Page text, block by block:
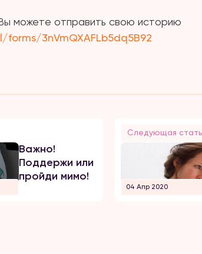
можете отправить свою историю
3nVmQXAFLb5dq5B92
Важно!
Поддержи или
пройди мимо!
Следующая
04 Апр 2020